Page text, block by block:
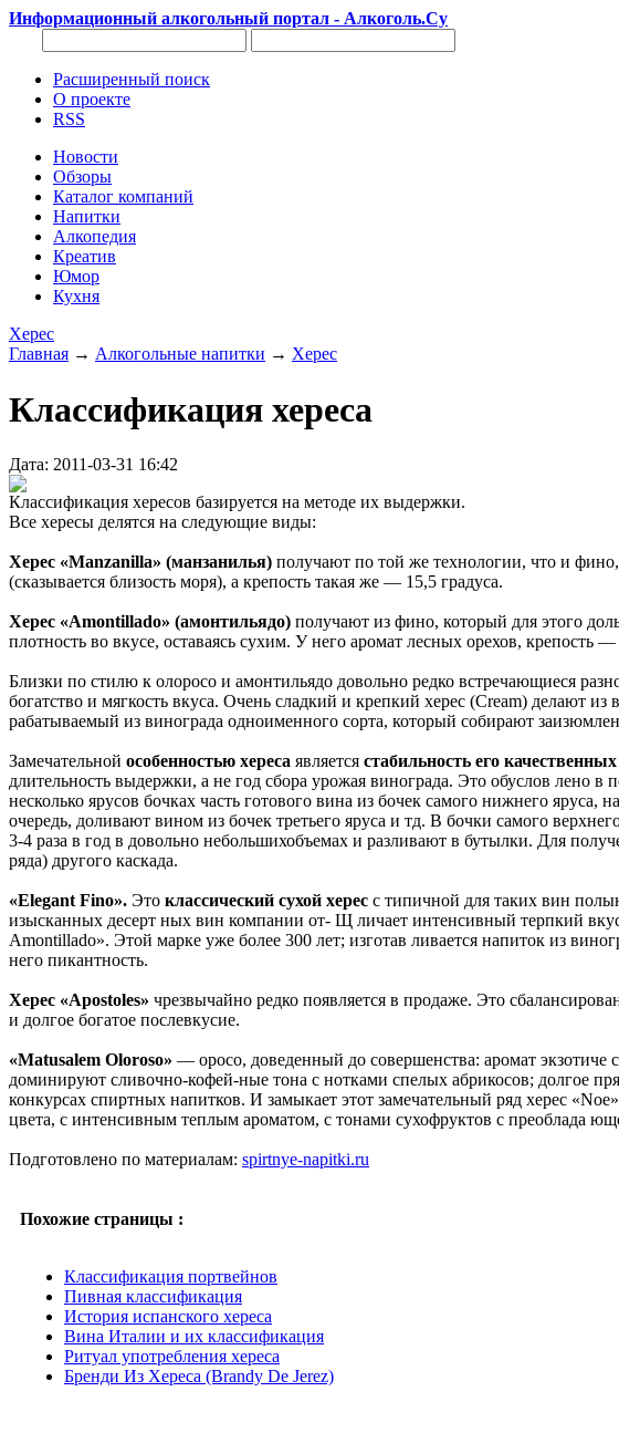
Информационный алкогольный портал - Алкоголь.Су
Расширенный поиск
О проекте
RSS
Новости
Обзоры
Каталог компаний
Напитки
Алкопедия
Креатив
Юмор
Кухня
Херес
Главная → Алкогольные напитки → Херес
Классификация хереса
Дата: 2011-03-31 16:42
Классификация хересов базируется на методе их выдержки.
Все хересы делятся на следующие виды:
Херес «Manzanilla» (манзанилья) получают по той же технологии, что и
(сказывается близость моря), а крепость такая же — 15,5 градуса.
Херес «Amontillado» (амонтильядо) получают из фино, который для этого
плотность во вкусе, оставаясь сухим. У него аромат лесных орехов, крепость —
Близки по стилю к олоросо и амонтильядо довольно редко встречающиеся
богатство и мягкость вкуса. Очень сладкий и крепкий херес (Cream) делают
рабатываемый из винограда одноименного сорта, который собирают
Замечательной особенностью хереса является стабильность его
длительность выдержки, а не год сбора урожая винограда. Это обуслов лено
несколько ярусов бочках часть готового вина из бочек самого нижнего
очередь, доливают вином из бочек третьего яруса и тд. В бочки самого
3-4 раза в год в довольно небольшихобъемах и разливают в бутылки. Для
ряда) другого каскада.
«Elegant Fino». Это классический сухой херес с типичной для таких вин
изысканных десерт ных вин компании от- Щ личает интенсивный терпкий
Amontillado». Этой марке уже более 300 лет; изготав ливается напиток из
него пикантность.
Херес «Apostoles» чрезвычайно редко появляется в продаже. Это
и долгое богатое послевкусие.
«Matusalem Oloroso» — оросо, доведенный до совершенства: аромат экзотиче
доминируют сливочно-кофей-ные тона с нотками спелых абрикосов; долгое
конкурсах спиртных напитков. И замыкает этот замечательный ряд херес
цвета, с интенсивным теплым ароматом, с тонами сухофруктов с преоблада
Подготовлено по материалам: spirtnye-napitki.ru
Похожие страницы :
Классификация портвейнов
Пивная классификация
История испанского хереса
Вина Италии и их классификация
Ритуал употребления хереса
Бренди Из Хереса (Brandy De Jerez)